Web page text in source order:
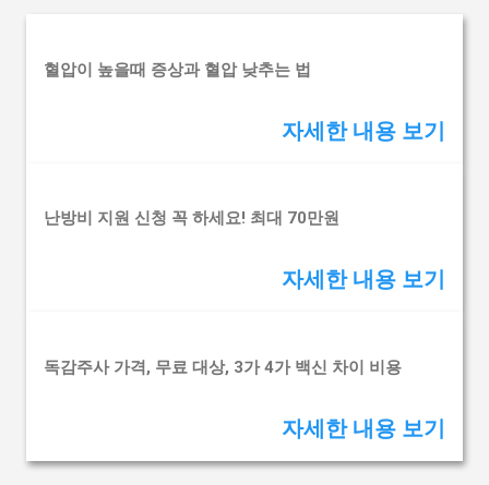
혈압이 높을때 증상과 혈압 낮추는 법
자세한 내용 보기
난방비 지원 신청 꼭 하세요! 최대 70만원
자세한 내용 보기
독감주사 가격, 무료 대상, 3가 4가 백신 차이 비용
자세한 내용 보기